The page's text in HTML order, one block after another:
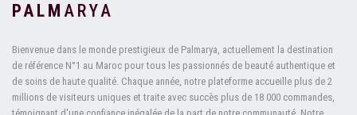
PALM ARYA
Bienvenue dans le monde prestigieux de Palmarya, actuellement la destination
de référence N°1 au Maroc pour tous les passionnés de beauté authentique et
de soins de haute qualité. Chaque année, notre plateforme accueille plus de 2
millions de visiteurs uniques et traite avec succès plus de 18 000 commandes,